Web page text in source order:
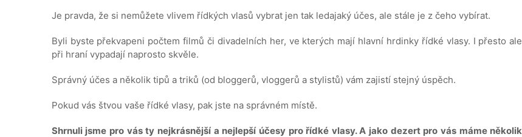
Je pravda, že si nemůžete vlivem řídkých vlasů vybrat jen tak ledajaký účes, ale stále je z čeho vybírat.
Byli byste překvapeni počtem filmů či divadelních her, ve kterých mají hlavní hrdinky řídké vlasy. I přesto ale
při hraní vypadají naprosto skvěle.
Správný účes a několik tipů a triků (od bloggerů, vloggerů a stylistů) vám zajistí stejný úspěch.
Pokud vás štvou vaše řídké vlasy, pak jste na správném místě.
Shrnuli jsme pro vás ty nejkrásnější a nejlepší účesy pro řídké vlasy. A jako dezert pro vás máme několik